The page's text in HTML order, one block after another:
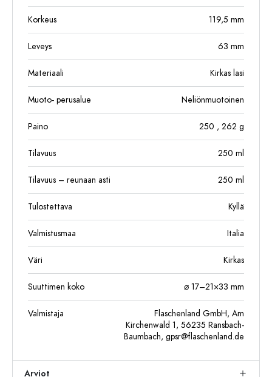
Korkeus 119,5 mm
Leveys 63 mm
Materiaali Kirkas lasi
Muoto- perusalue Neliönmuotoinen
Paino 250 , 262 g
Tilavuus 250 ml
Tilavuus – reunaan asti 250 ml
Tulostettava Kyllä
Valmistusmaa Italia
Väri Kirkas
Suuttimen koko ⌀ 17–21×33 mm
Valmistaja
Flaschenland GmbH, Am
Kirchenwald 1, 56235 Ransbach-
Baumbach, gpsr@flaschenland.de
Arviot